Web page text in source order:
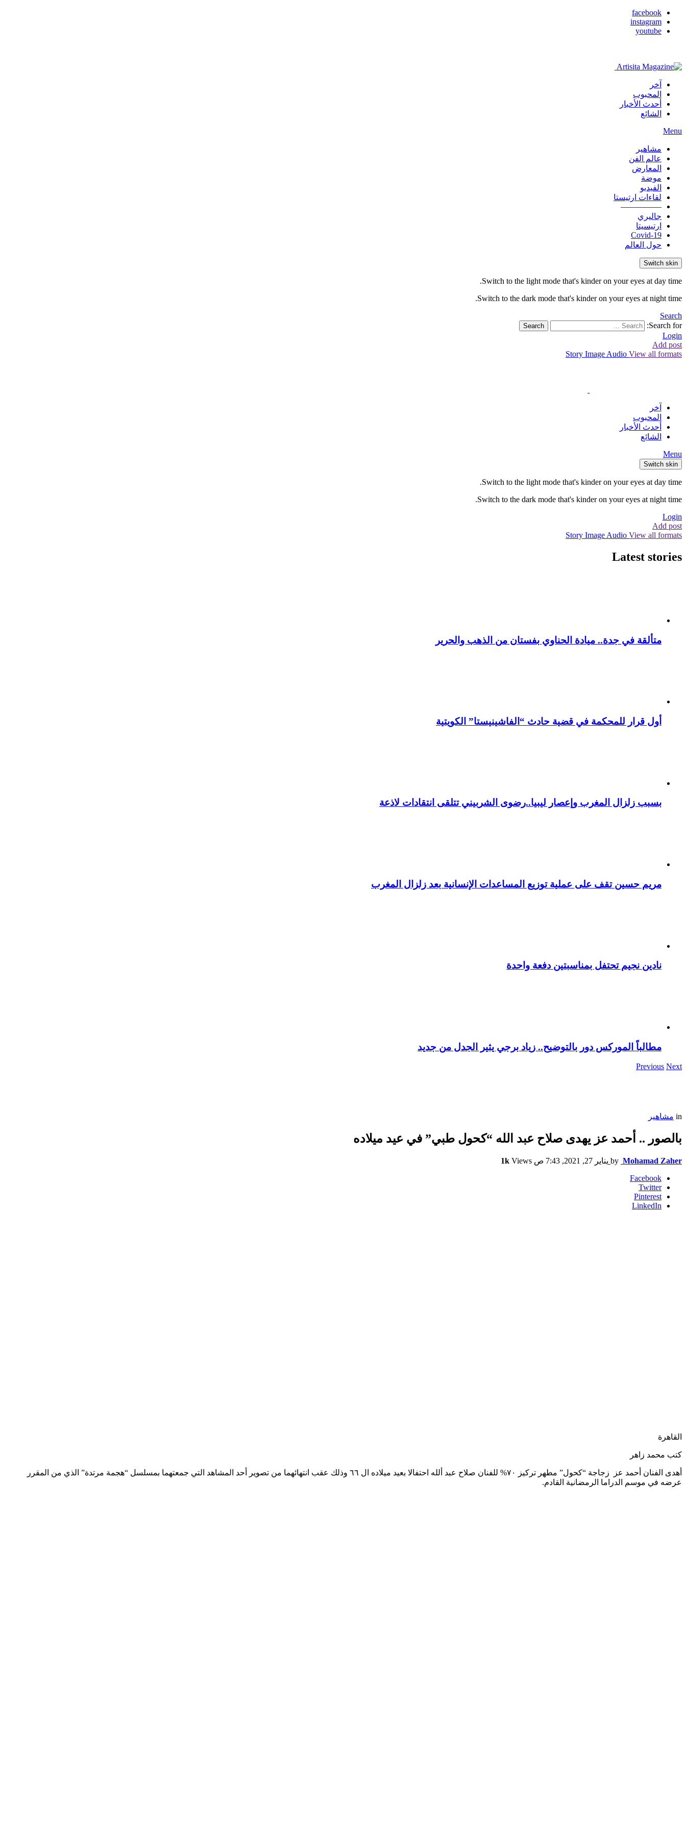
facebook
instagram
youtube
آخر
المحبوب
أحدث الأخبار
الشائع
Menu
مشاهير
عالم الفن
المعارض
موضة
الفيديو
لقاءات ارتيستا
—————
جاليري
ارتيسيتا
Covid-19
حول العالم
Switch skin
Switch to the light mode that's kinder on your eyes at day time.
Switch to the dark mode that's kinder on your eyes at night time.
Search
Search for:
Search
Login
Add post
Story Image Audio View all formats
آخر
المحبوب
أحدث الأخبار
الشائع
Menu
Switch skin
Switch to the light mode that's kinder on your eyes at day time.
Switch to the dark mode that's kinder on your eyes at night time.
Login
Add post
Story Image Audio View all formats
Latest stories
متألقة في جدة.. ميادة الحناوي بفستان من الذهب والحرير
أول قرار للمحكمة في قضية حادث “الفاشينيستا” الكويتية
بسبب زلزال المغرب وإعصار ليبيا..رضوى الشربيني تتلقى انتقادات لاذعة
مريم حسين تقف على عملية توزيع المساعدات الإنسانية بعد زلزال المغرب
نادين نجيم تحتفل بمناسبتين دفعة واحدة
مطالباً الموركس دور بالتوضيح.. زياد برجي يثير الجدل من جديد
Previous Next
in مشاهير
بالصور .. أحمد عز يهدى صلاح عبد الله “كحول طبي” في عيد ميلاده
by Mohamad Zaher يناير 27, 2021, 7:43 ص 1k Views
Facebook
Twitter
Pinterest
LinkedIn
القاهرة
كتب محمد زاهر
أهدى الفنان أحمد عز زجاجة “كحول” مطهر تركيز ٧٠% للفنان صلاح عبد ألله احتفالا بعيد ميلاده ال ٦٦ وذلك عقب انتهائهما من تصوير أحد المشاهد التي جمعتهما بمسلسل “هجمة مرتدة” الذي من المقرر
عرضه في موسم الدراما الرمضانية القادم.